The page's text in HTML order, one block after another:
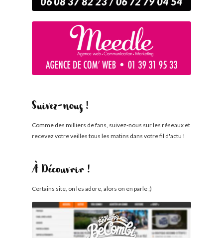
Suivez-nous !
Comme des milliers de fans, suivez-nous sur les réseaux et
recevez votre veilles tous les matins dans votre fil d'actu !
À Découvrir !
Certains site, on les adore, alors on en parle ;)